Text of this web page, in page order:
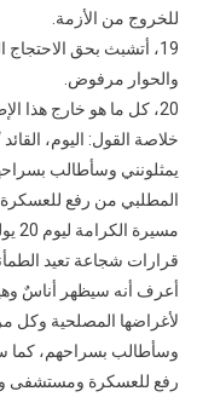
للخروج من الأزمة.
19، أتشبث بحق
والحوار مرفوض.
20، كل ما هو خارج هذا الإطار فهو لا يمثلني ولا علاقة لي به.
خلاصة القول: اليوم،
يمثلونني وسأطالب
المطلبي من رفع
قرارات شجاعة تعيد
أعرف أنه سيظهر أناسٌ
لأغراضها المصلحية وكل
وسأطالب بسراحهم، كما
رفع للعسكرة ومستشفى